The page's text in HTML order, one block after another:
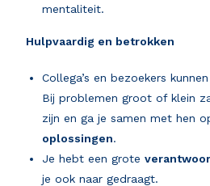
mentaliteit.
Hulpvaardig en betrokken
Collega’s en bezoekers
Bij problemen groot of klein
zijn en ga je samen met hen
oplossingen.
Je hebt een grote
je ook naar gedraagt.